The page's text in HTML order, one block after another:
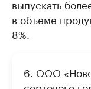
выпускать
в объеме
8%.
6. ООО